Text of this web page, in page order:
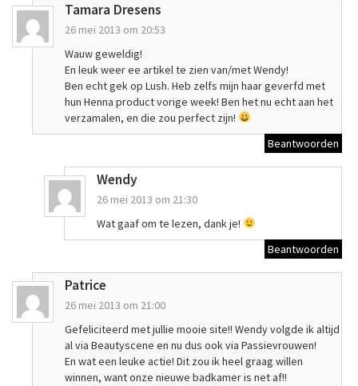
Tamara Dresens
26 mei 2013 om 20:53
Wauw geweldig!
En leuk weer ee artikel te zien van/met Wendy!
Ben echt gek op Lush. Heb zelfs mijn haar geverfd met
hun Henna product vorige week! Ben het nu echt aan het
verzamalen, en die zou perfect zijn!
Beantwoorden
Wendy
26 mei 2013 om 21:30
Wat gaaf om te lezen, dank je!
Beantwoorden
Patrice
26 mei 2013 om 21:00
Gefeliciteerd met jullie mooie site!! Wendy volgde ik altijd
al via Beautyscene en nu dus ook via Passievrouwen!
En wat een leuke actie! Dit zou ik heel graag willen
winnen, want onze nieuwe badkamer is net af!!